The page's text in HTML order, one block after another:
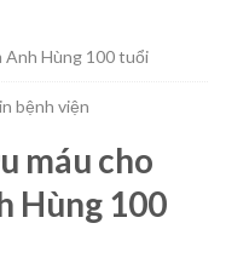
Anh Hùng 100 tuổi
bệnh viện
máu cho
Hùng 100